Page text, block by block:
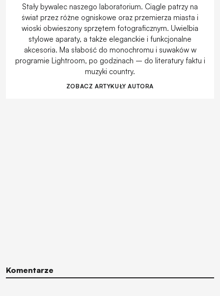
Stały bywalec naszego laboratorium. Ciągle patrzy na
świat przez różne ogniskowe oraz przemierza miasta i
wioski obwieszony sprzętem fotograficznym. Uwielbia
stylowe aparaty, a także eleganckie i funkcjonalne
akcesoria. Ma słabość do monochromu i suwaków w
programie Lightroom, po godzinach – do literatury faktu i
muzyki country.
ZOBACZ ARTYKUŁY AUTORA
Komentarze